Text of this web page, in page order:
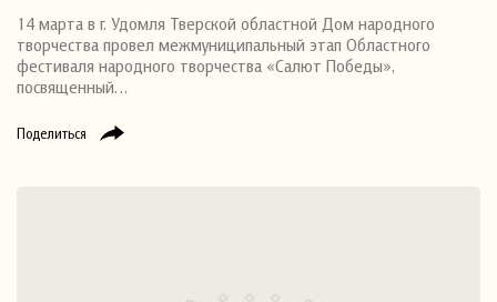
Поделиться
14 марта в г. Удомля Тверской областной Дом народного
творчества провел межмуниципальный этап Областного
фестиваля народного творчества «Салют Победы»,
посвященный…